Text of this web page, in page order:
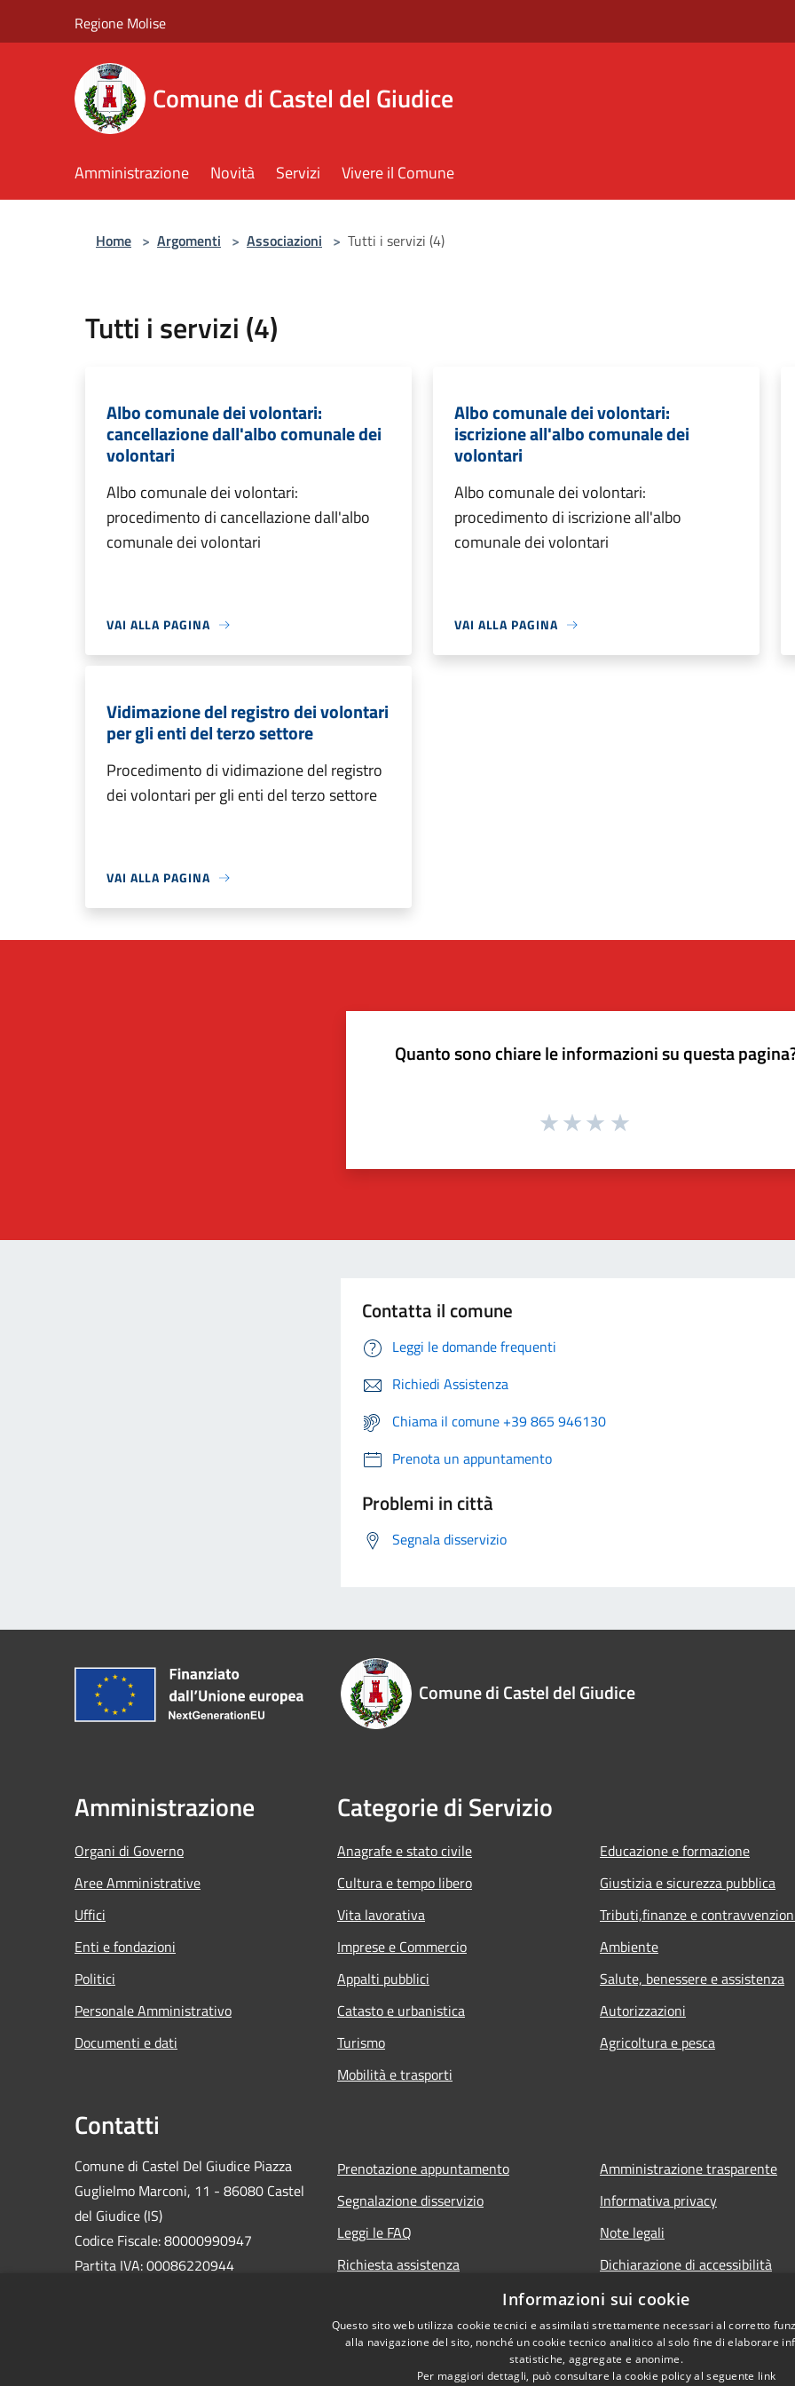
Regione Molise
Comune di Castel del Giudice
Amministrazione Novità Servizi Vivere il Comune
Home > Argomenti > Associazioni > Tutti i servizi (4)
Tutti i servizi (4)
Albo comunale dei volontari:
cancellazione dall'albo comunale dei
volontari
Albo comunale dei volontari:
procedimento di cancellazione dall'albo
comunale dei volontari
VAI ALLA PAGINA
Albo comunale dei volontari:
iscrizione all'albo comunale dei
volontari
Albo comunale dei volontari:
procedimento di iscrizione all'albo
comunale dei volontari
VAI ALLA PAGINA
Vidimazione del registro dei volontari
per gli enti del terzo settore
Procedimento di vidimazione del registro
dei volontari per gli enti del terzo settore
VAI ALLA PAGINA
Quanto sono chiare le informazioni su questa
Contatta il comune
Leggi le domande frequenti
Richiedi Assistenza
Chiama il comune +39 865 946130
Prenota un appuntamento
Problemi in città
Segnala disservizio
Comune di Castel del Giudice
Amministrazione
Organi di Governo
Aree Amministrative
Uffici
Enti e fondazioni
Politici
Personale Amministrativo
Documenti e dati
Categorie di Servizio
Anagrafe e stato civile
Cultura e tempo libero
Vita lavorativa
Imprese e Commercio
Appalti pubblici
Catasto e urbanistica
Turismo
Mobilità e trasporti
Educazione e formazione
Giustizia e sicurezza pubblica
Tributi,finanze e
Ambiente
Salute, benessere e assistenza
Autorizzazioni
Agricoltura e pesca
Contatti
Comune di Castel Del Giudice Piazza
Guglielmo Marconi, 11 - 86080 Castel
del Giudice (IS)
Codice Fiscale: 80000990947
Partita IVA: 00086220944
Prenotazione appuntamento
Segnalazione disservizio
Leggi le FAQ
Richiesta assistenza
Amministrazione trasparente
Informativa privacy
Note legali
Dichiarazione di accessibilità
Informazioni sui cookie
Questo sito web utilizza cookie tecnici e assimilati strettamente necessari al corretto
alla navigazione del sito, nonché un cookie tecnico analitico al solo fine di elaborare
statistiche, aggregate e anonime.
Per maggiori dettagli, può consultare la cookie policy al seguente link